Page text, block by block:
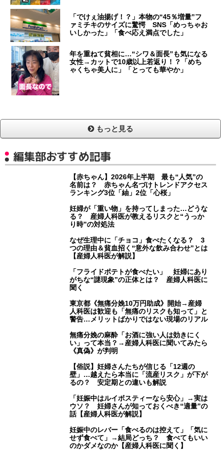
「でけぇ油揚げ！？」本物の“45％増量”フ
ァミチキのサイズに驚愕 SNS「めっちゃお
いしかった」「食べ応え満点でした」
年を重ねて貧相に…“シワ＆面長”も気になる
女性→カットで10歳以上若返り！？「めち
ゃくちゃ美人に」「とっても華やか」
もっと見る
編集部おすすめ記事
【赤ちゃん】2026年上半期 最も“人気”の
名前は？ 赤ちゃん名づけトレンドアクセス
ランキング3位「紬」2位「心桜」
妊婦が「重い物」を持ってしまった…どうな
る？ 産婦人科医が教えるリスクと“うっか
り時”の対処法
なぜ生理中に「チョコ」食べたくなる？ 3
つの理由＆貧血招く“意外な飲み合わせ”とは
【産婦人科医が解説】
「フライドポテトが食べたい」 妊婦にあり
がちな“謎現象”の正体とは？ 産婦人科医に
聞く
東京都《無痛分娩10万円助成》開始→産婦
人科医は歓迎も「無痛のリスクも知って」と
警告…メリットばかりではない現場のリアル
無痛分娩の麻酔「お酒に強い人は効きにく
い」って本当？→産婦人科医に聞いてみたら
《真偽》が判明
【俗説】妊婦さんたちが信じる「12週の
壁」…越えたら本当に「流産リスク」が下が
るの？ 安定期との違いも解説
「妊娠中はルイボスティーなら安心」→実は
ウソ？ 妊婦さんが知っておくべき“適量”の
話【産婦人科医が解説】
妊娠中のレバー「食べるのは控えて」「気に
せず食べて」→結局どっち？ 食べてもいい
のかダメなのか【産婦人科医に聞く】